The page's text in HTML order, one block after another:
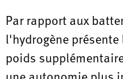
Par rapport aux
l'hydrogène
poids